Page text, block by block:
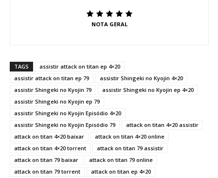
NOTA GERAL
TAGS
assistir attack on titan ep 4×20
assistir attack on titan ep 79
assistir Shingeki no Kyojin 4×20
assistir Shingeki no Kyojin 79
assistir Shingeki no Kyojin ep 4×20
assistir Shingeki no Kyojin ep 79
assistir Shingeki no Kyojin Episódio 4×20
assistir Shingeki no Kyojin Episódio 79
attack on titan 4×20 assistir
attack on titan 4×20 baixar
attack on titan 4×20 online
attack on titan 4×20 torrent
attack on titan 79 assistir
attack on titan 79 baixar
attack on titan 79 online
attack on titan 79 torrent
attack on titan ep 4×20